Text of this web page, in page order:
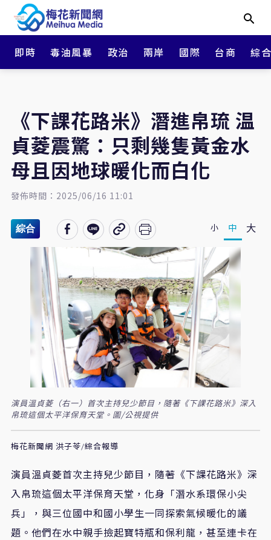
即時 毒油風暴 政治 兩岸 國際 台商 綜
《下課花路米》潛進帛琉 温
貞菱震驚：只剩幾隻黃金水
母且因地球暖化而白化
發佈時間：2025/06/16 11:01
綜合 小 中 大
演員溫貞菱（右一）首次主持兒少節目，隨著《下課花路米》深入
帛琉這個太平洋保育天堂。圖/公視提供
梅花新聞網 洪子苓/綜合報導
演員溫貞菱首次主持兒少節目，隨著《下課花路米》深
入帛琉這個太平洋保育天堂，化身「潛水系環保小尖
兵」，與三位國中和國小學生一同探索氣候暖化的議
題。他們在水中親手撿起寶特瓶和保利龍，甚至連卡在